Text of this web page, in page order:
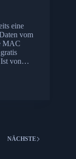
eine
vom
MAC
Ist von…
NÄCHSTE